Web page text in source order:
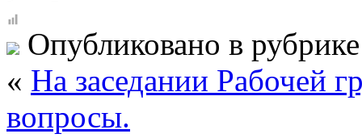
Опубликовано в
« На заседании Рабочей
вопросы.